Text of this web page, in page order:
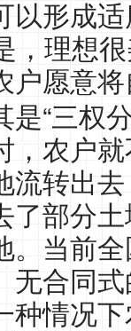
以形成
，理想
户愿意
是“三权
，农户
流转出
了部分
。当前
无合同
种情况